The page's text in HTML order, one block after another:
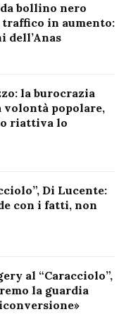
bollino nero
in aumento:
dell’Anas
la burocrazia
volontà popolare,
riattiva lo
Di Lucente:
con i fatti, non
al “Caracciolo”,
la guardia